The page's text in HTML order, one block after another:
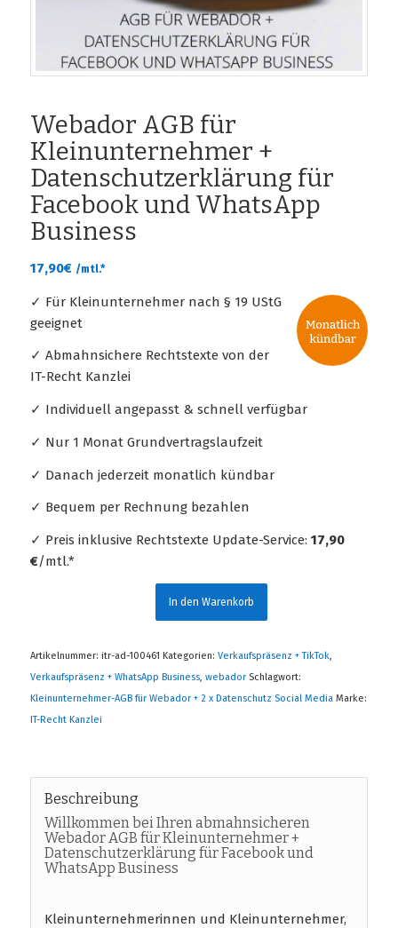
Webador AGB für
Kleinunternehmer +
Datenschutzerklärung für
Facebook und WhatsApp
Business
17,90€ /mtl.*
✓ Für Kleinunternehmer nach § 19 UStG
geeignet
✓ Abmahnsichere Rechtstexte von der
IT-Recht Kanzlei
✓ Individuell angepasst & schnell verfügbar
✓ Nur 1 Monat Grundvertragslaufzeit
✓ Danach jederzeit monatlich kündbar
✓ Bequem per Rechnung bezahlen
✓ Preis inklusive Rechtstexte Update-Service: 17,90
€/mtl.*
In den Warenkorb
Artikelnummer: itr-ad-100461 Kategorien: Verkaufspräsenz + TikTok,
Verkaufspräsenz + WhatsApp Business, webador Schlagwort:
Kleinunternehmer-AGB für Webador + 2 x Datenschutz Social Media Marke:
IT-Recht Kanzlei
Beschreibung
Willkommen bei Ihren abmahnsicheren
Webador AGB für Kleinunternehmer +
Datenschutzerklärung für Facebook und
WhatsApp Business
Kleinunternehmerinnen und Kleinunternehmer,